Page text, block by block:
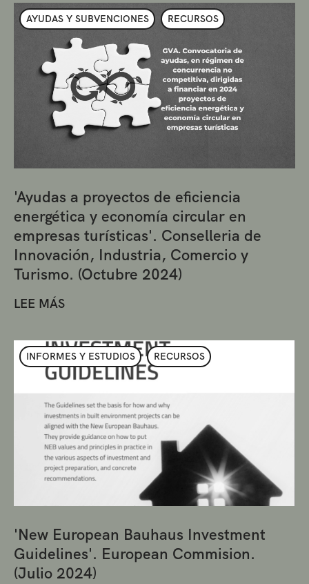
AYUDAS Y SUBVENCIONES RECURSOS
'Ayudas a proyectos de eficiencia
energética y economía circular en
empresas turísticas'. Conselleria de
Innovación, Industria, Comercio y
Turismo. (Octubre 2024)
LEE MÁS
INFORMES Y ESTUDIOS RECURSOS
'New European Bauhaus Investment
Guidelines'. European Commision.
(Julio 2024)